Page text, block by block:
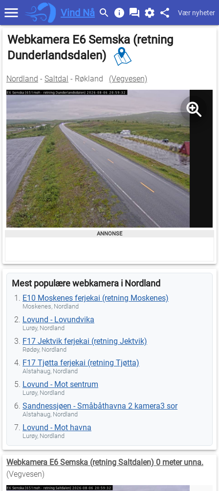
Vind Nå Vær nyheter
Webkamera E6 Semska (retning
Dunderlandsdalen)
Nordland - Saltdal - Røkland (Vegvesen)
Mest populære webkamera i Nordland
E10 Moskenes ferjekai (retning Moskenes)
Moskenes, Nordland
Lovund - Lovundvika
Lurøy, Nordland
F17 Jektvik ferjekai (retning Jektvik)
Rødøy, Nordland
F17 Tjøtta ferjekai (retning Tjøtta)
Alstahaug, Nordland
Lovund - Mot sentrum
Lurøy, Nordland
Sandnessjøen - Småbåthavna 2 kamera3 sor
Alstahaug, Nordland
Lovund - Mot havna
Lurøy, Nordland
Webkamera E6 Semska (retning Saltdalen) 0 meter unna.
(Vegvesen)